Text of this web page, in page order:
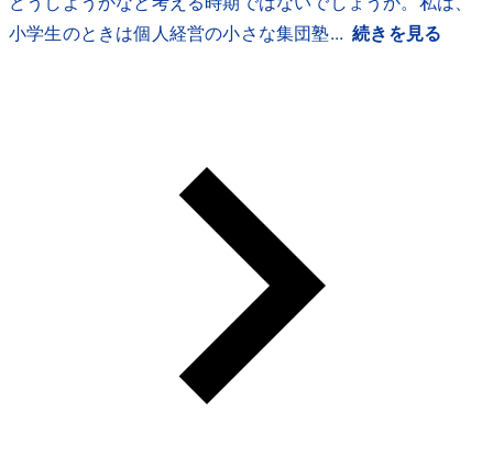
小学生のときは個人経営の小さな集団塾... 続きを見る